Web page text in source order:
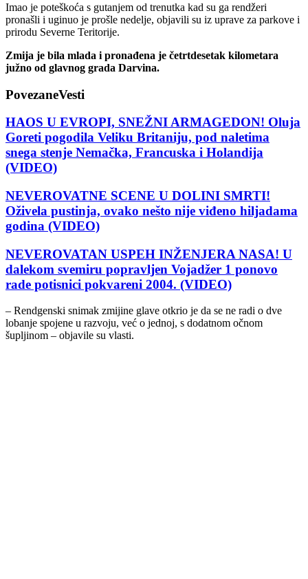
Imao je poteškoća s gutanjem od trenutka kad su ga rendžeri
pronašli i uginuo je prošle nedelje, objavili su iz uprave za parkove i
prirodu Severne Teritorije.
Zmija je bila mlada i pronađena je četrtdesetak kilometara
južno od glavnog grada Darvina.
PovezaneVesti
HAOS U EVROPI, SNEŽNI ARMAGEDON! Oluja
Goreti pogodila Veliku Britaniju, pod naletima
snega stenje Nemačka, Francuska i Holandija
(VIDEO)
NEVEROVATNE SCENE U DOLINI SMRTI!
Oživela pustinja, ovako nešto nije viđeno hiljadama
godina (VIDEO)
NEVEROVATAN USPEH INŽENJERA NASA! U
dalekom svemiru popravljen Vojadžer 1 ponovo
rade potisnici pokvareni 2004. (VIDEO)
– Rendgenski snimak zmijine glave otkrio je da se ne radi o dve
lobanje spojene u razvoju, već o jednoj, s dodatnom očnom
šupljinom – objavile su vlasti.